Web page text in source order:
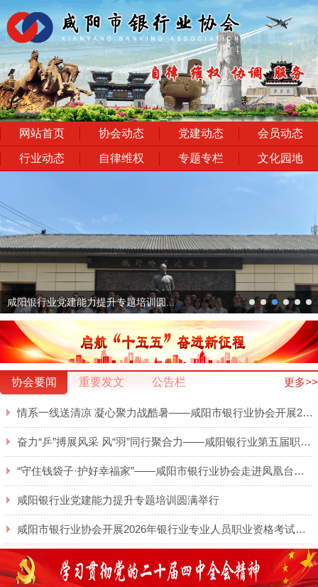
网站首页 协会动态 党建动态 会员动态
行业动态 自律维权 专题专栏 文化园地
咸阳银行业党建能力提升专题培训圆...
协会要闻 重要发文 公告栏 更多>>
情系一线送清凉 凝心聚力战酷暑——咸阳市银行业协会开展2026年夏日送清凉慰问活动
奋力“乒”搏展风采 风“羽”同行聚合力——咸阳银行业第五届职工乒羽球赛圆满举行
“守住钱袋子·护好幸福家”——咸阳市银行业协会走进凤凰台开展金融知识宣传
咸阳银行业党建能力提升专题培训圆满举行
咸阳市银行业协会开展2026年银行业专业人员职业资格考试线上培训